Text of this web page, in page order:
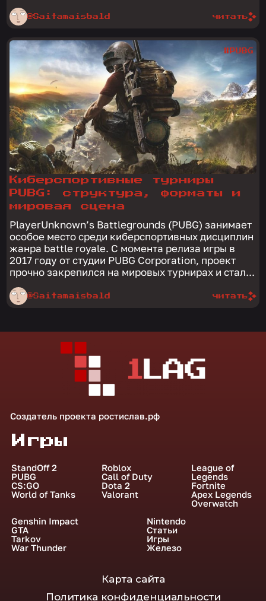
@Saitamaisbald читать
Киберспортивные турниры
PUBG: структура, форматы и
мировая сцена
PlayerUnknown’s Battlegrounds (PUBG) занимает
особое место среди киберспортивных дисциплин
жанра battle royale. С момента релиза игры в
2017 году от студии PUBG Corporation, проект
прочно закрепился на мировых турнирах и стал...
@Saitamaisbald
#PUBG
читать
Создатель проекта ростислав.рф
Игры
StandOff 2
PUBG
CS:GO
World of Tanks
Roblox
Call of Duty
Dota 2
Valorant
League of
Legends
Fortnite
Apex Legends
Overwatch
Genshin Impact
GTA
Tarkov
War Thunder
Nintendo
Статьи
Игры
Железо
Карта сайта
Политика конфиденциальности